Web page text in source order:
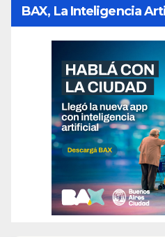
BAX, La Inteligencia